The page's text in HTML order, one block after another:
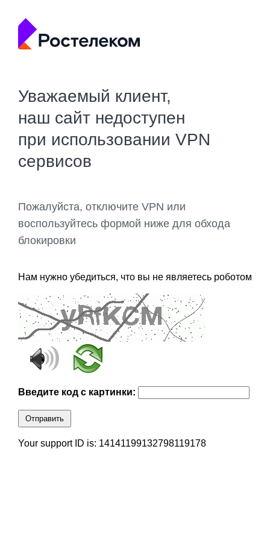
Уважаемый клиент,
наш сайт недоступен
при использовании VPN
сервисов
Пожалуйста, отключите VPN или
воспользуйтесь формой ниже для обхода
блокировки
Нам нужно убедиться, что вы не являетесь роботом
Введите код с картинки:
Отправить
Your support ID is: 14141199132798119178